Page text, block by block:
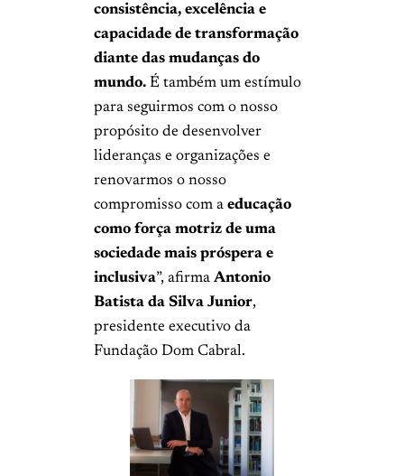
consistência, excelência e
capacidade de transformação
diante das mudanças do
mundo. É também um estímulo
para seguirmos com o nosso
propósito de desenvolver
lideranças e organizações e
renovarmos o nosso
compromisso com a educação
como força motriz de uma
sociedade mais próspera e
inclusiva”, afirma Antonio
Batista da Silva Junior,
presidente executivo da
Fundação Dom Cabral.